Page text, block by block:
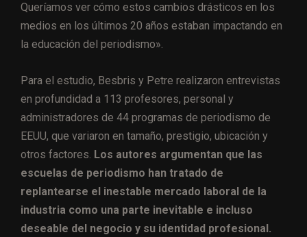
Queríamos ver cómo estos cambios drásticos en los
medios en los últimos 20 años estaban impactando en
la educación del periodismo».
Para el estudio, Besbris y Petre realizaron entrevistas
en profundidad a 113 profesores, personal y
administradores de 44 programas de periodismo de
EEUU, que variaron en tamaño, prestigio, ubicación y
otros factores. Los autores argumentan que las
escuelas de periodismo han tratado de
replantearse el inestable mercado laboral de la
industria como una parte inevitable e incluso
deseable del negocio y su identidad profesional.